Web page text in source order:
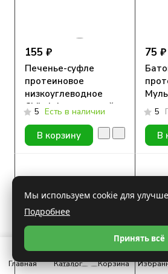
155 ₽
Печенье-суфле
протеиновое
низкоуглеводное
Chikalab с начинкой
Шоколадный десерт,
55 гр.
5 Есть в наличии
В корзину
75 ₽
с 5
В
Главная Каталог Корзина
Мы используем cookie для
Подробнее
Принять всё